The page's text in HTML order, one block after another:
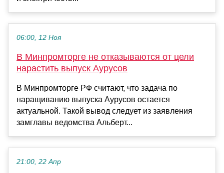
06:00, 12 Ноя
В Минпромторге не отказываются от цели
нарастить выпуск Аурусов
В Минпромторге РФ считают, что задача по
наращиванию выпуска Аурусов остается
актуальной. Такой вывод следует из заявления
замглавы ведомства Альберт...
21:00, 22 Апр